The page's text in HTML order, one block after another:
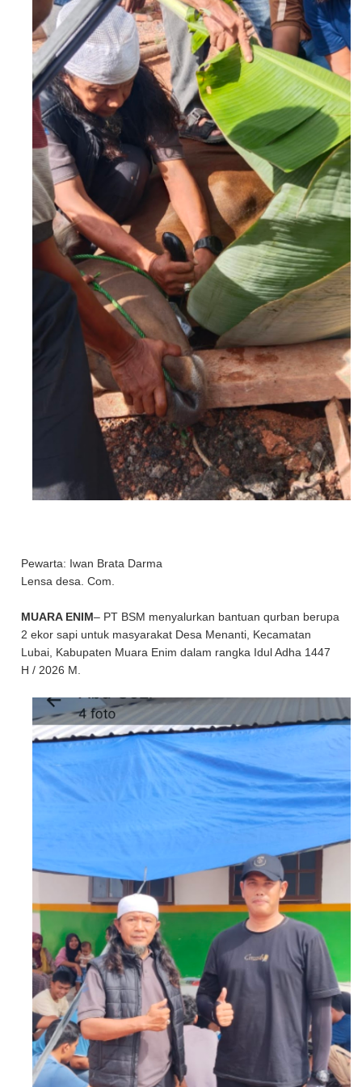
Pewarta: Iwan Brata Darma
Lensa desa. Com.
MUARA ENIM– PT BSM menyalurkan bantuan qurban berupa
2 ekor sapi untuk masyarakat Desa Menanti, Kecamatan
Lubai, Kabupaten Muara Enim dalam rangka Idul Adha 1447
H / 2026 M.